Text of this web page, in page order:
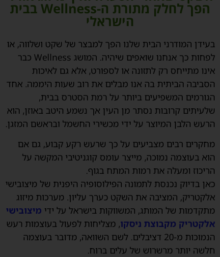
הפך לחלק מתורת ה-Wellness בבית
הישראלי
בעידן המודרני הבית שלנו הפך למבצר של שקט ושלווה, או
לפחות כך אנחנו שואפים שיהיה. המושג Wellness כבר
אינו מתייחס רק לתזונה או לספורט, אלא גם לאיכות
הסביבה הביתית בה אנו מבלים את רוב שעות היממה. אחד
הגורמים המשפיעים ביותר על רמת הסטרס בבית,
שלעיתים קרובות נסתר מן העין אך נשמע היטב באוזן, הוא
הרעש הלבן המיוצר על ידי מכשירי החשמל ובראשם המזגן.
מחקרים רבים מצביעים על כך שרעש רקע קבוע, גם אם
הוא בעוצמה נמוכה, מייצר עומס קוגניטיבי המקשה על
הריכוז ומעלה את רמות המתח בגוף.
כאן בדיוק נכנסת לתמונה הפילוסופיה היפנית של מיצובישי
אלקטריק, המציבה את השקט כערך עליון. מערכות מיזוג
מתקדמות של המותג, המשווקות בישראל על ידי מיצובישי
אלקטריק מקבוצת ניסקו, מצליחות לפעול בעוצמות רעש
הנמוכות מ-20 דציבלים. לשם השוואה, מדובר בעוצמה
חלשה יותר מרשרוש של עלים ברוח.